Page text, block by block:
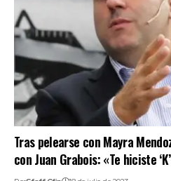
Tras pelearse con Mayra
con Juan Grabois: «Te hiciste